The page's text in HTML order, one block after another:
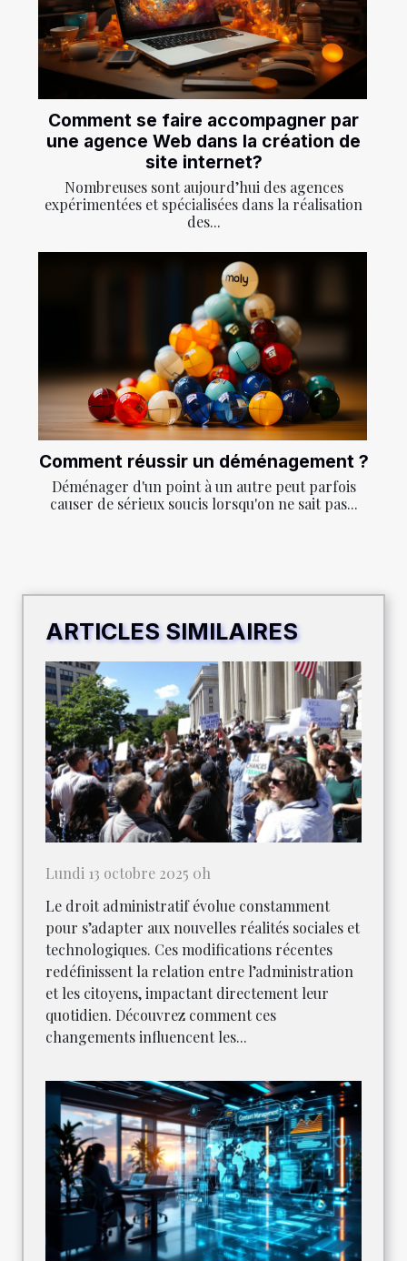
Comment se faire accompagner par
une agence Web dans la création de
site internet?
Nombreuses sont aujourd’hui des agences
expérimentées et spécialisées dans la réalisation
des...
Comment réussir un déménagement ?
Déménager d'un point à un autre peut parfois
causer de sérieux soucis lorsqu'on ne sait pas...
ARTICLES SIMILAIRES
Lundi 13 octobre 2025 0h
Le droit administratif évolue constamment
pour s’adapter aux nouvelles réalités sociales et
technologiques. Ces modifications récentes
redéfinissent la relation entre l’administration
et les citoyens, impactant directement leur
quotidien. Découvrez comment ces
changements influencent les...